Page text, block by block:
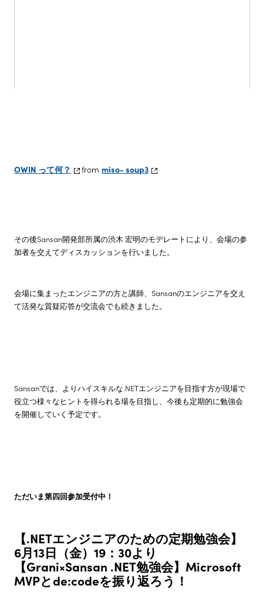
OWIN って何？ from miso- soup3
その後Sansan開発部所属の渋木 宏明のモデレートにより、会場の参
加者を交えてディスカッションを行いました。
会場に集まったエンジニアの方と講師、Sansanのエンジニアを交え
て活発な質疑応答が交流会でも続きました。
Sansanでは、よりハイスキルな.NETエンジニアを目指す方が現場で
役立つ様々なヒントを得られる場を目指し、今後も定期的に勉強会
を開催していく予定です。
ただいま第四回参加受付中！
【.NETエンジニアのための定期勉強会】
6月13日（金）19：30より
【Grani×Sansan .NET勉強会】Microsoft
MVPとde:codeを振り返ろう！